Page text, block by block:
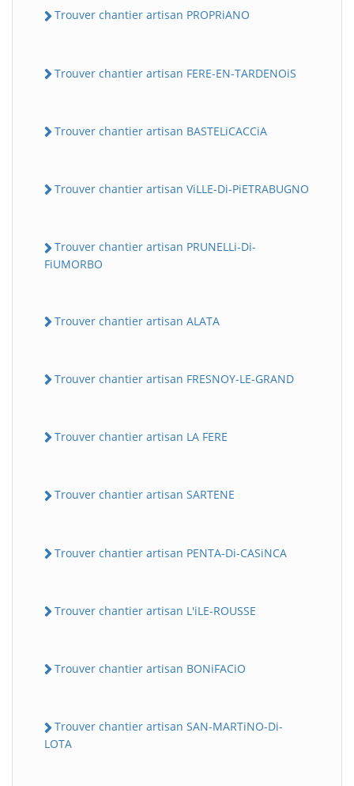
Trouver chantier artisan PROPRiANO
Trouver chantier artisan FERE-EN-TARDENOiS
Trouver chantier artisan BASTELiCACCiA
Trouver chantier artisan ViLLE-Di-PiETRABUGNO
Trouver chantier artisan PRUNELLi-Di-
FiUMORBO
Trouver chantier artisan ALATA
Trouver chantier artisan FRESNOY-LE-GRAND
Trouver chantier artisan LA FERE
Trouver chantier artisan SARTENE
Trouver chantier artisan PENTA-Di-CASiNCA
Trouver chantier artisan L'iLE-ROUSSE
Trouver chantier artisan BONiFACiO
Trouver chantier artisan SAN-MARTiNO-Di-
LOTA